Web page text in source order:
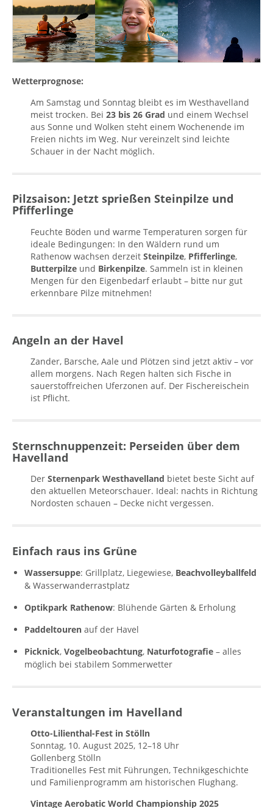
Wetterprognose:
Am Samstag und Sonntag bleibt es im Westhavelland
meist trocken. Bei 23 bis 26 Grad und einem Wechsel
aus Sonne und Wolken steht einem Wochenende im
Freien nichts im Weg. Nur vereinzelt sind leichte
Schauer in der Nacht möglich.
Pilzsaison: Jetzt sprießen Steinpilze und
Pfifferlinge
Feuchte Böden und warme Temperaturen sorgen für
ideale Bedingungen: In den Wäldern rund um
Rathenow wachsen derzeit Steinpilze, Pfifferlinge,
Butterpilze und Birkenpilze. Sammeln ist in kleinen
Mengen für den Eigenbedarf erlaubt – bitte nur gut
erkennbare Pilze mitnehmen!
Angeln an der Havel
Zander, Barsche, Aale und Plötzen sind jetzt aktiv – vor
allem morgens. Nach Regen halten sich Fische in
sauerstoffreichen Uferzonen auf. Der Fischereischein
ist Pflicht.
Sternschnuppenzeit: Perseiden über dem
Havelland
Der Sternenpark Westhavelland bietet beste Sicht auf
den aktuellen Meteorschauer. Ideal: nachts in Richtung
Nordosten schauen – Decke nicht vergessen.
Einfach raus ins Grüne
Wassersuppe: Grillplatz, Liegewiese, Beachvolleyballfeld
& Wasserwanderrastplatz
Optikpark Rathenow: Blühende Gärten & Erholung
Paddeltouren auf der Havel
Picknick, Vogelbeobachtung, Naturfotografie – alles
möglich bei stabilem Sommerwetter
Veranstaltungen im Havelland
Otto-Lilienthal-Fest in Stölln
Sonntag, 10. August 2025, 12–18 Uhr
Gollenberg Stölln
Traditionelles Fest mit Führungen, Technikgeschichte
und Familienprogramm am historischen Flughang.
Vintage Aerobatic World Championship 2025